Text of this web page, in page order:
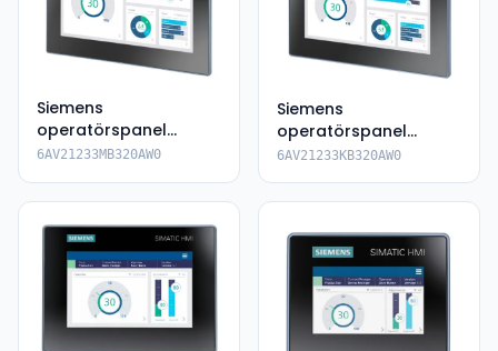
Siemens
operatörspanel
6AV2123-3MB32-
6AV21233MB320AW0
Siemens
operatörspanel
6AV2123-3KB32-0AW0
6AV21233KB320AW0